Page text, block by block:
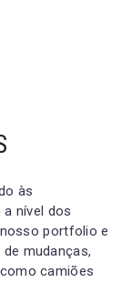
às
nível dos
portfolio e
mudanças,
camiões